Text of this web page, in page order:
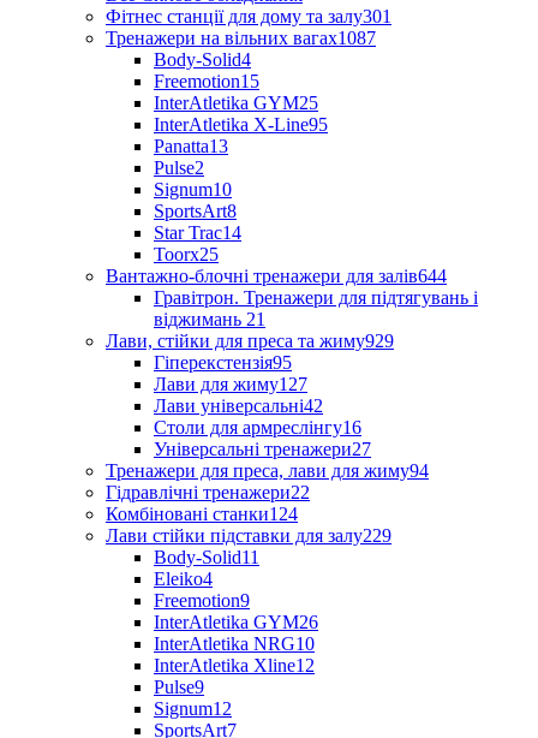
Фітнес станції для дому та залу301
Тренажери на вільних вагах1087
Body-Solid4
Freemotion15
InterAtletika GYM25
InterAtletika X-Line95
Panatta13
Pulse2
Signum10
SportsArt8
Star Trac14
Toorx25
Вантажно-блочні тренажери для залів644
Гравітрон. Тренажери для підтягувань і
віджимань 21
Лави, стійки для преса та жиму929
Гіперекстензія95
Лави для жиму127
Лави універсальні42
Столи для армреслінгу16
Універсальні тренажери27
Тренажери для преса, лави для жиму94
Гідравлічні тренажери22
Комбіновані станки124
Лави стійки підставки для залу229
Body-Solid11
Eleiko4
Freemotion9
InterAtletika GYM26
InterAtletika NRG10
InterAtletika Xline12
Pulse9
Signum12
SportsArt7